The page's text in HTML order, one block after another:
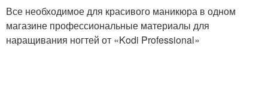
Все необходимое для красивого маникюра в одном
магазине профессиональные материалы для
наращивания ногтей от «Kodi Professional»